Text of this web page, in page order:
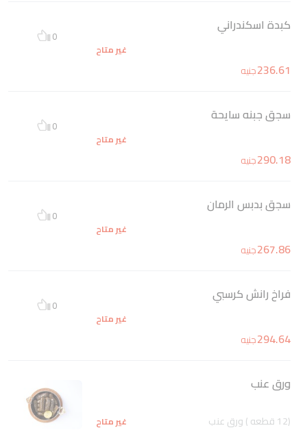
كبدة اسكندراني
غير متاح
236.61جنيه
0
سجق جبنه سايحة
غير متاح
290.18جنيه
0
سجق بدبس الرمان
غير متاح
267.86جنيه
0
فراخ رانش كرسبي
غير متاح
294.64جنيه
0
ورق عنب
(12 قطعه ) ورق عنب غير متاح